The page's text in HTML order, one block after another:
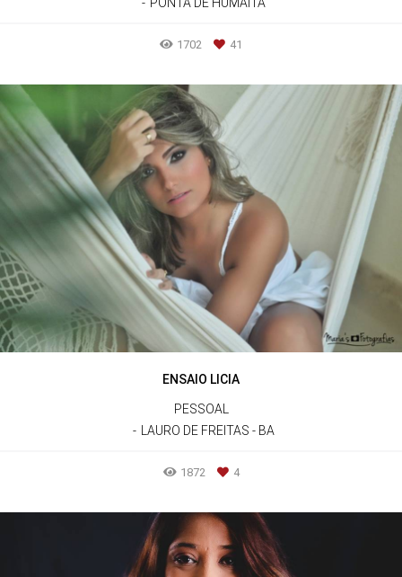
1702 41
ENSAIO LICIA
PESSOAL
LAURO DE FREITAS - BA
1872 4